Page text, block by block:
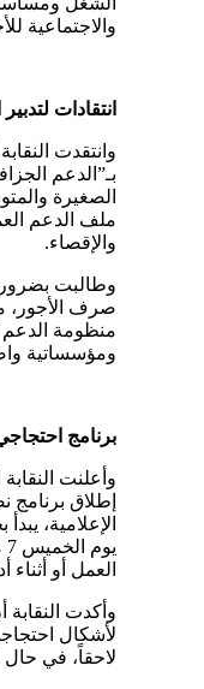
والاجتماعية
انتقادات
وانتقدت
بـ”الدعم
الصغيرة
ملف الدعم
والإقصاء.
وطالبت
صرف الأجور،
منظومة الدعم
ومؤسساتية
برنامج
وأعلنت
إطلاق
الإعلامية،
العمل أو أثناء
وأكدت النقابة
لأشكال
لاحقاً، في حال